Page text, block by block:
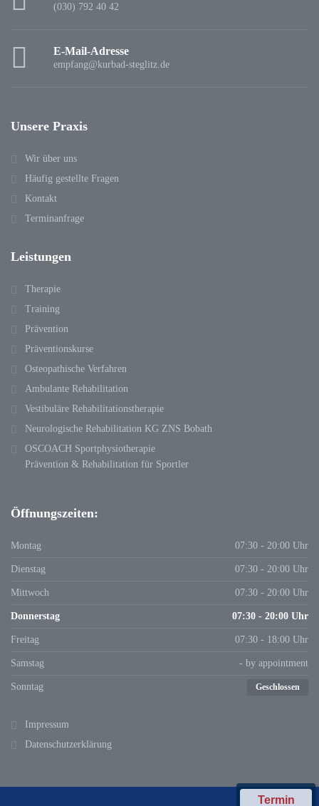
Termin
(030) 792 40 42
E-Mail-Adresse
empfang@kurbad-steglitz.de
Unsere Praxis
Wir über uns
Häufig gestellte Fragen
Kontakt
Terminanfrage
Leistungen
Therapie
Training
Prävention
Präventionskurse
Osteopathische Verfahren
Ambulante Rehabilitation
Vestibuläre Rehabilitationstherapie
Neurologische Rehabilitation KG ZNS Bobath
OSCOACH Sportphysiotherapie
Prävention & Rehabilitation für Sportler
Öffnungszeiten:
Montag 07:30 - 20:00 Uhr
Dienstag 07:30 - 20:00 Uhr
Mittwoch 07:30 - 20:00 Uhr
Donnerstag 07:30 - 20:00 Uhr
Freitag 07:30 - 18:00 Uhr
Samstag - by appointment
Sonntag Geschlossen
Impressum
Datenschutzerklärung